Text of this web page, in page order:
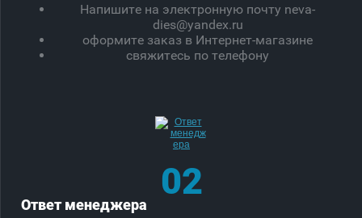
Напишите на электронную почту neva-
dies@yandex.ru
оформите заказ в Интернет-магазине
свяжитесь по телефону
02
Ответ менеджера